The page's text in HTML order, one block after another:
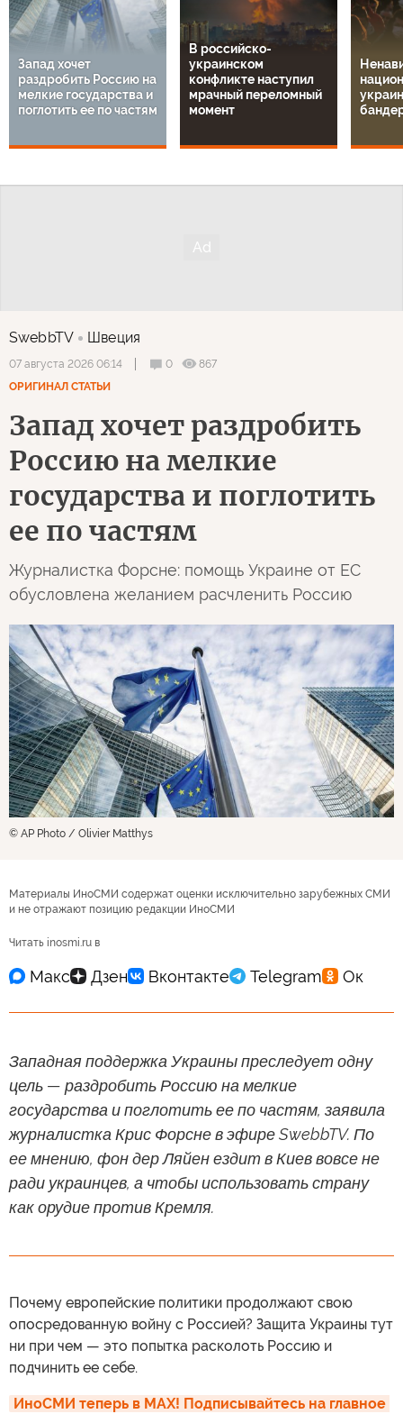
Запад хочет
раздробить Россию на
мелкие государства и
поглотить ее по частям
В российско-
украинском
конфликте наступил
мрачный переломный
момент
SwebbTV Швеция
07 августа 2026 06:14 0
867
ОРИГИНАЛ СТАТЬИ
Запад хочет раздробить
Россию на мелкие
государства и поглотить
ее по частям
Журналистка Форсне: помощь Украине от ЕС
обусловлена желанием расчленить Россию
© AP Photo / Olivier Matthys
Материалы ИноСМИ содержат оценки исключительно зарубежных СМИ
и не отражают позицию редакции ИноСМИ
Читать inosmi.ru в
Западная поддержка Украины преследует одну
цель — раздробить Россию на мелкие
государства и поглотить ее по частям, заявила
журналистка Крис Форсне в эфире SwebbTV. По
ее мнению, фон дер Ляйен ездит в Киев вовсе не
ради украинцев, а чтобы использовать страну
как орудие против Кремля.
Почему европейские политики продолжают свою
опосредованную войну с Россией? Защита Украины тут
ни при чем — это попытка расколоть Россию и
подчинить ее себе.
ИноСМИ теперь в MAX! Подписывайтесь на главное